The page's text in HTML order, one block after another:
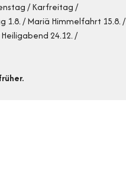
/ Karfreitag /
/ Mariä Himmelfahrt 15.8. /
24.12. /